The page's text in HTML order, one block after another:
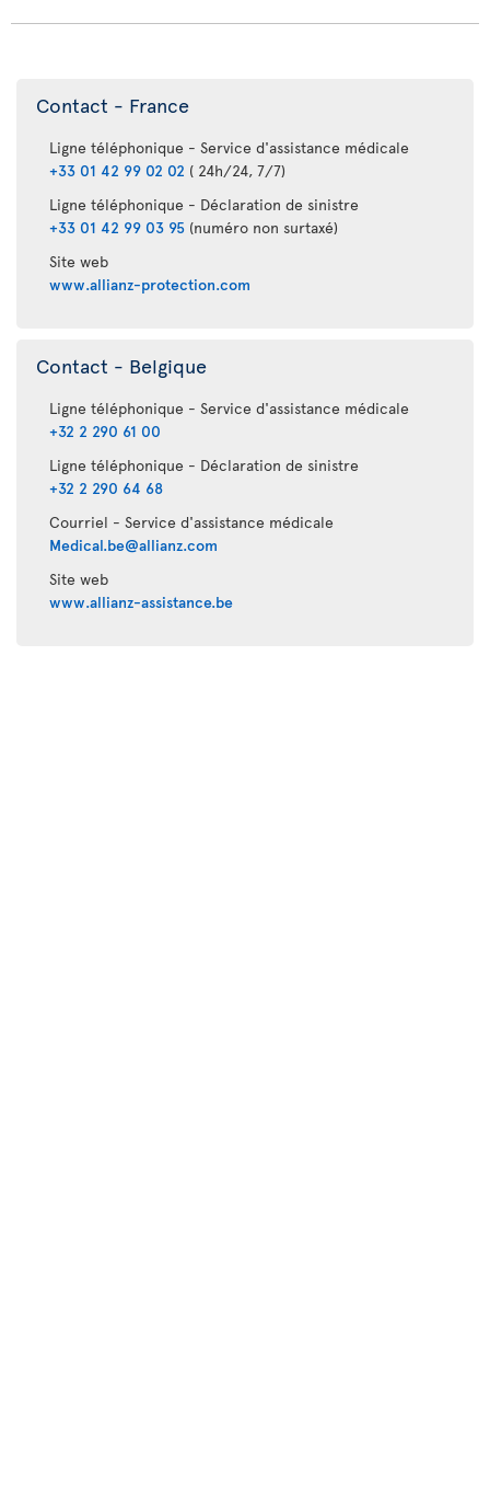
Contact - France
Ligne téléphonique - Service d'assistance médicale
+33 01 42 99 02 02 ( 24h/24, 7/7)
Ligne téléphonique - Déclaration de sinistre
+33 01 42 99 03 95(numéro non surtaxé)
Site web
www.allianz-protection.com
Contact - Belgique
Ligne téléphonique - Service d'assistance médicale
+32 2 290 61 00
Ligne téléphonique - Déclaration de sinistre
+32 2 290 64 68
Courriel - Service d'assistance médicale
Medical.be@allianz.com
Site web
www.allianz-assistance.be